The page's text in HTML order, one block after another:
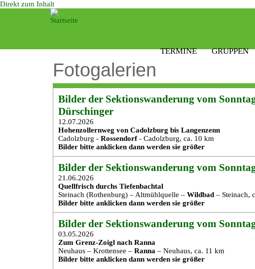
Direkt zum Inhalt
TERMINE GRUPPEN
Fotogalerien
Bilder der Sektionswanderung vom
Dürschinger
12.07.2026
Hohenzollernweg von Cadolzburg bis Langenzenn
Cadolzburg - Rossendorf- Cadolzburg, ca. 10 km
Bilder bitte anklicken dann werden sie größer
Bilder der Sektionswanderung vom
21.06.2026
Quellfrisch durchs Tiefenbachtal
Steinach (Rothenburg) – Altmühlquelle – Wildbad – Steinach,
Bilder bitte anklicken dann werden sie größer
Bilder der Sektionswanderung vom
03.05.2026
Zum Grenz-Zoigl nach Ranna
Neuhaus – Krottensee – Ranna – Neuhaus, ca. 11 km
Bilder bitte anklicken dann werden sie größer